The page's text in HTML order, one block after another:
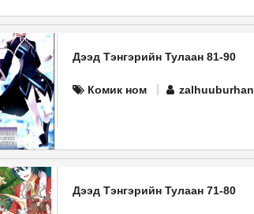
Дээд Тэнгэрийн Тулаан 81-90
Комик ном zalhuuburhan
Дээд Тэнгэрийн Тулаан 71-80